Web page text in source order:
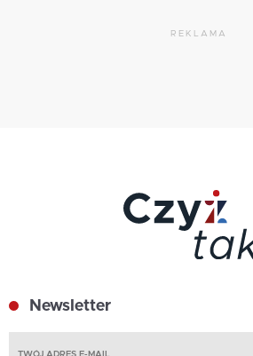
REKLAMA
Newsletter